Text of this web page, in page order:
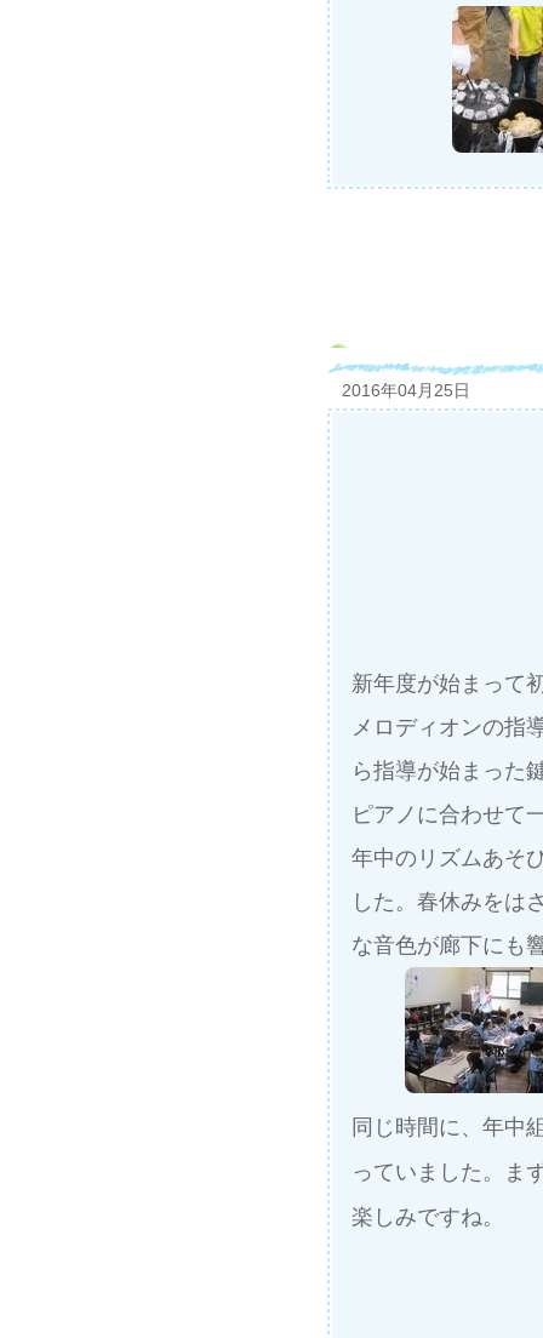
2016年04月25日
新年度が始まって
メロディオンの指
ら指導が始まった
ピアノに合わせて
年中のリズムあそ
した。春休みをは
な音色が廊下にも
同じ時間に、年中
っていました。ま
楽しみですね。